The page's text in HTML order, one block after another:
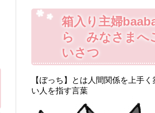
箱入り主婦
ら みなさまへ
いさつ
【ぼっち】とは人間関係を上手く
い人を指す言葉